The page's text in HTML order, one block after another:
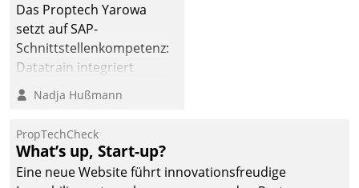
Das Proptech Yarowa
setzt auf SAP-
Schnittstellenkompetenz:
Datatrain integriert
Yarowas Portal zur
Vergabe und Verwaltung
operativen
Instandhaltung in die
SAP-Systemlandschaft
Nadja Hußmann
PropTechCheck
What’s up, Start-up?
Eine neue Website führt innovationsfreudige